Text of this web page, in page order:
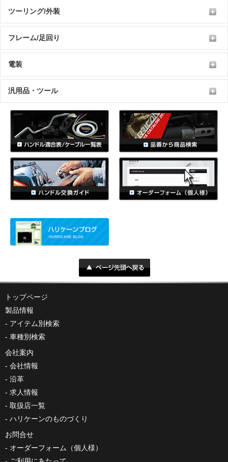
ツーリング/外装
フレーム/足回り
電装
汎用品・ツール
トップページ
製品情報
アイテム別検索
車種別検索
会社案内
会社情報
沿革
求人情報
取扱店一覧
ハリケーンのものづくり
お問合せ
オーダーフォーム（個人様）